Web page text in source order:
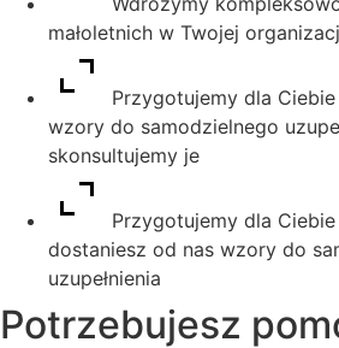
małoletnich w Twojej
Przygotujemy dla
wzory do samodzielnego
skonsultujemy je
Przygotujemy dla
dostaniesz od nas wzory do
uzupełnienia
Potrzebujesz